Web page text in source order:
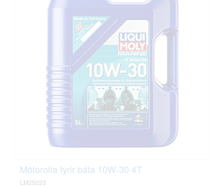
Mótorolía fyrir báta 10W-30 4T
LM25023